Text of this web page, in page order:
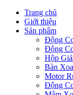
Trang chủ
Giới thiệu
Sản phẩm
Động
Động
Hộp
Bàn
Motor
Động